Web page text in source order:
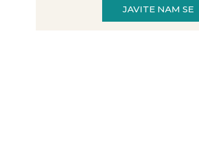
JAVITE NAM SE